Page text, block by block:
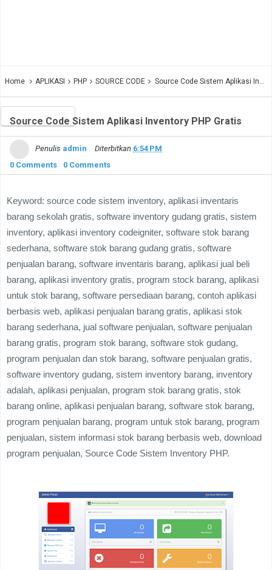
Home APLIKASI PHP SOURCE CODE Source Code Sistem Aplikasi Inventory PHP Gratis
Source Code Sistem Aplikasi Inventory PHP Gratis
Penulis admin Diterbitkan 6:54 PM
0 Comments
0 Comments
Keyword: source code sistem inventory, aplikasi inventaris
barang sekolah gratis, software inventory gudang gratis, sistem
inventory, aplikasi inventory codeigniter, software stok barang
sederhana, software stok barang gudang gratis, software
penjualan barang, software inventaris barang, aplikasi jual beli
barang, aplikasi inventory gratis, program stock barang, aplikasi
untuk stok barang, software persediaan barang, contoh aplikasi
berbasis web, aplikasi penjualan barang gratis, aplikasi stok
barang sederhana, jual software penjualan, software penjualan
barang gratis, program stok barang, software stok gudang,
program penjualan dan stok barang, software penjualan gratis,
software inventory gudang, sistem inventory barang, inventory
adalah, aplikasi penjualan, program stok barang gratis, stok
barang online, aplikasi penjualan barang, software stok barang,
program penjualan barang, program untuk stok barang, program
penjualan, sistem informasi stok barang berbasis web, download
program penjualan, Source Code Sistem Inventory PHP.